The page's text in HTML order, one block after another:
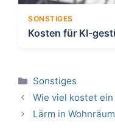
SONSTIGES
Kosten für KI-
Kategorien
Sonstiges
Wie viel kostet
Lärm in